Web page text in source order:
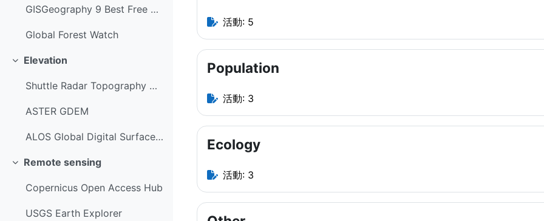
GISGeography 9 Best Free Land Cover/Land Use Data
Global Forest Watch
折りたたむ
Elevation
Shuttle Radar Topography Mission
ASTER GDEM
ALOS Global Digital Surface Model "ALOS World 3D - 30m (AW3D30)"
折りたたむ
Remote sensing
Copernicus Open Access Hub
USGS Earth Explorer
活動: 5
Population
活動: 3
Ecology
活動: 3